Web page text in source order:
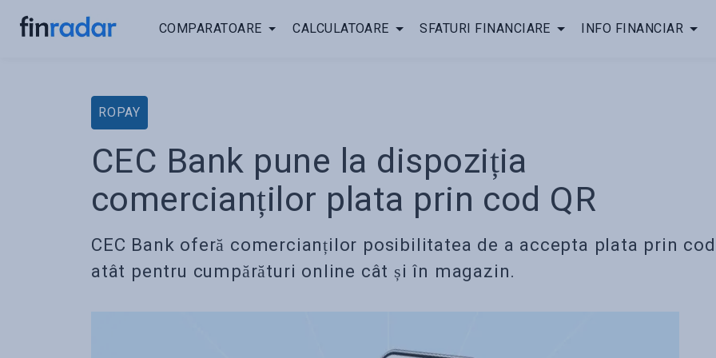
COMPARATOARE CALCULATOARE SFATURI FINANCIARE INFO FINANCIAR
ROPAY
CEC Bank pune la dispoziția
comercianților plata prin cod QR
CEC Bank oferă comercianților posibilitatea de a accepta plata prin cod
atât pentru cumpărături online cât și în magazin.